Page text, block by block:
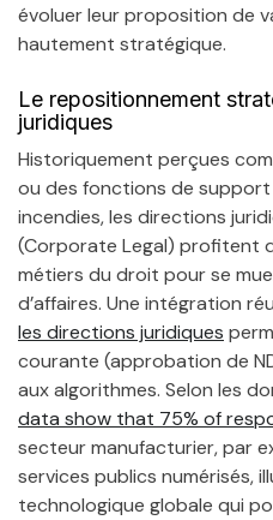
évoluer leur proposition de
hautement stratégique.
Le repositionnement
juridiques
Historiquement perçues
ou des fonctions de support
incendies, les directions
(Corporate Legal) profitent
métiers du droit pour se
d’affaires. Une intégration
les directions juridiques
courante (approbation de
aux algorithmes. Selon les
data show that 75% of
secteur manufacturier, par
services publics numérisés,
technologique globale qui